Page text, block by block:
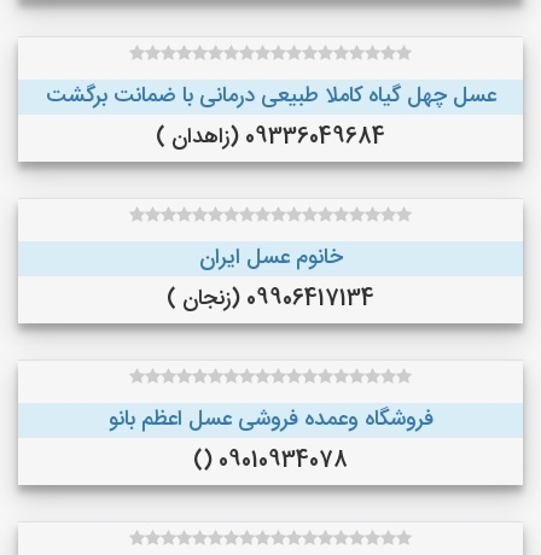
عسل چهل گیاه کاملا طبیعی درمانی با ضمانت برگشت
09336049684 (زاهدان )
خانوم عسل ایران
09906417134 (زنجان )
فروشگاه وعمده فروشی عسل اعظم بانو
09010934078 ()